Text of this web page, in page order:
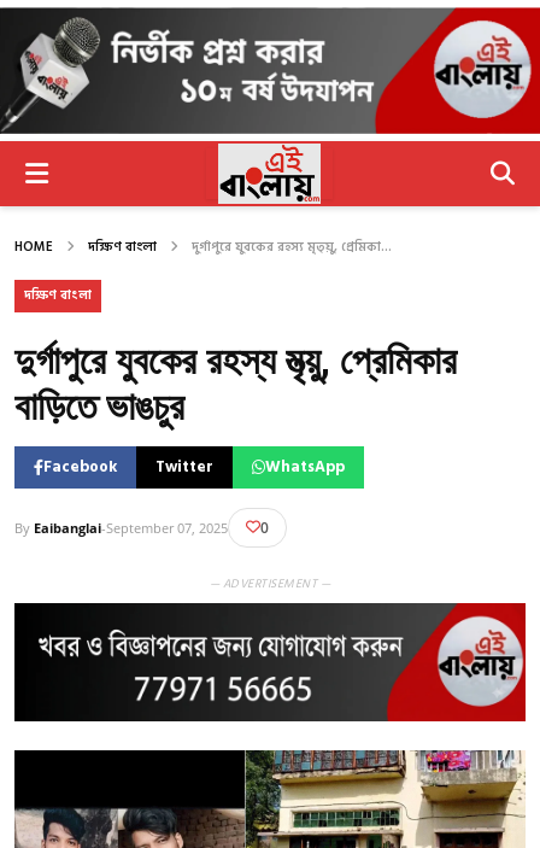
HOME দক্ষিণ বাংলা দুর্গাপুরে যুবকের রহস্য মৃত্য়ু, প্রেমিকা...
দক্ষিণ বাংলা
দুর্গাপুরে যুবকের রহস্য মৃত্য়ু, প্রেমিকার
বাড়িতে ভাঙচুর
Facebook Twitter WhatsApp
By Eaibanglai-September 07, 2025 0
— ADVERTISEMENT —